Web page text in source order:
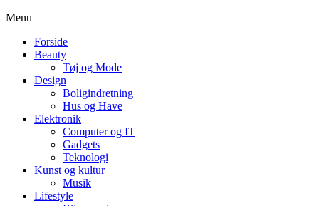
Menu
Forside
Beauty
Tøj og Mode
Design
Boligindretning
Hus og Have
Elektronik
Computer og IT
Gadgets
Teknologi
Kunst og kultur
Musik
Lifestyle